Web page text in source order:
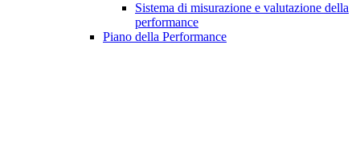
Sistema di misurazione e valutazione della
performance
Piano della Performance